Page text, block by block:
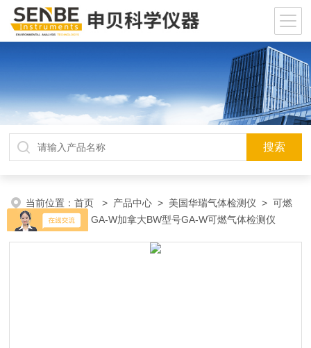
当前位置：首页 > 产品中心 > 美国华瑞气体检测仪 >可燃
气体检测仪> GA-W加拿大BW型号GA-W可燃气体检测仪